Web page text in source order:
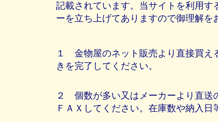
記載されています。当サイトを利用
ーを立ち上げてありますので御理解を
１ 金物屋のネット販売より直接買え
きを完了してください。
２ 個数が多い又はメーカーより直
ＦＡＸしてください。在庫数や納入